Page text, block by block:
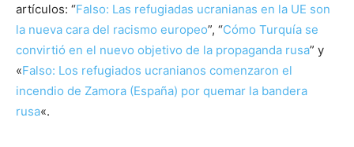
artículos: “Falso: Las refugiadas ucranianas en la UE son
la nueva cara del racismo europeo”, “Cómo Turquía se
convirtió en el nuevo objetivo de la propaganda rusa” y
«Falso: Los refugiados ucranianos comenzaron el
incendio de Zamora (España) por quemar la bandera
rusa«.